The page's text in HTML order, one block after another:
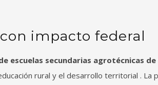
impacto federal
escuelas secundarias agrotécnicas
rural y el desarrollo territorial . La